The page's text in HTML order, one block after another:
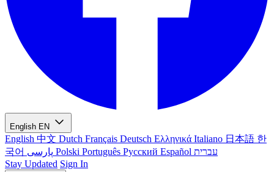
English EN
English 中文 Dutch Français Deutsch Ελληνικά Italiano 日本語 한
국어
Polski Português Русский Español עברית
Stay Updated Sign In